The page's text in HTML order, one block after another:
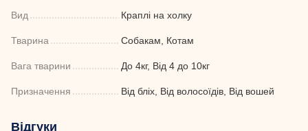
Вид Краплі на холку
Тварина Собакам, Котам
Вага тварини До 4кг, Від 4 до 10кг
Призначення Від бліх, Від волосоїдів, Від вошей
Відгуки